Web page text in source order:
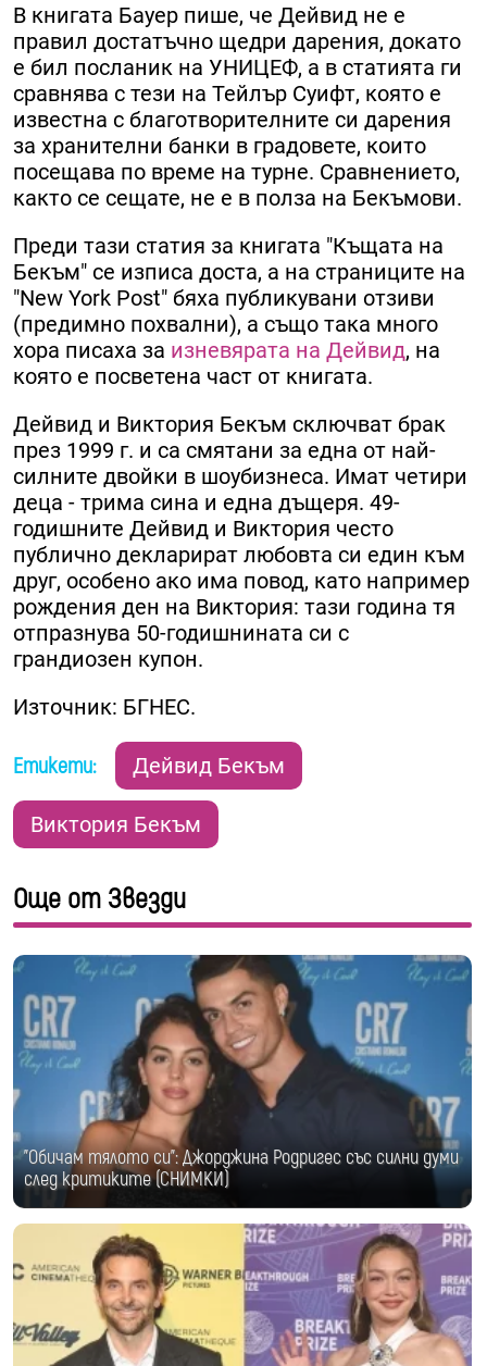
В книгата Бауер пише, че Дейвид не е
правил достатъчно щедри дарения, докато
е бил посланик на УНИЦЕФ, а в статията ги
сравнява с тези на Тейлър Суифт, която е
известна с благотворителните си дарения
за хранителни банки в градовете, които
посещава по време на турне. Сравнението,
както се сещате, не е в полза на Бекъмови.
Преди тази статия за книгата "Къщата на
Бекъм" се изписа доста, а на страниците на
"New York Post" бяха публикувани отзиви
(предимно похвални), а също така много
хора писаха за изневярата на Дейвид, на
която е посветена част от книгата.
Дейвид и Виктория Бекъм сключват брак
през 1999 г. и са смятани за една от най-
силните двойки в шоубизнеса. Имат четири
деца - трима сина и една дъщеря. 49-
годишните Дейвид и Виктория често
публично декларират любовта си един към
друг, особено ако има повод, като например
рождения ден на Виктория: тази година тя
отпразнува 50-годишнината си с
грандиозен купон.
Източник: БГНЕС.
Етикети: Дейвид Бекъм
Виктория Бекъм
Още от Звезди
"Обичам тялото си": Джорджина Родригес със силни думи
след критиките (СНИМКИ)